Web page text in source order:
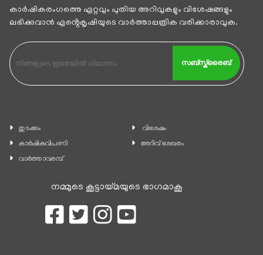
കാര്‍ഷികരംഗത്തെ ഏറ്റവും പുതിയ അറിവുകളും വിശേഷങ്ങളും
ലഭിക്കുവാന്‍ എൻ്റെകൃഷിയുടെ വാര്‍ത്താപ്പത്രിക വരിക്കാരാവുക.
സബ്സ്ക്രൈബ്
തുടക്കം
കാ‍ർഷികവിപണി
വാര്‍ത്താവരമ്പ്
വിശേഷം
അറിവ് ശേഖരം
നമ്മുടെ കൂട്ടായ്മയുടെ ഭാഗമാകൂ